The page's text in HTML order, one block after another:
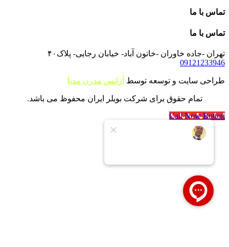
تماس با ما
تماس با ما
تهران -جاده خاوران -خاتون آباد- خیابان رجایی- پلاک۴۰
09121233946
طراحی سایت و توسعه توسط آژانس مدرن مدیا
تمام حقوق برای شرکت بویلر ایران محفوظ می باشد.
Call Now Button